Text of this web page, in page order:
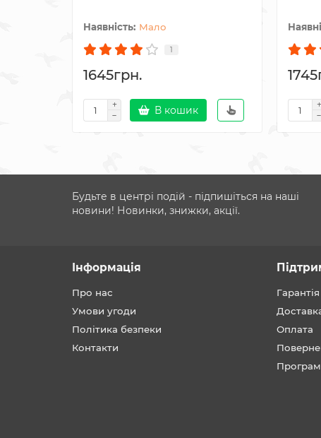
Мало
1
1645грн.
В кошик
Будьте в центрі подій - підпишіться на наші
новини! Новинки, знижки, акції.
Інформація
Про нас
Умови угоди
Політика безпеки
Контакти
Гарантія
Оплата